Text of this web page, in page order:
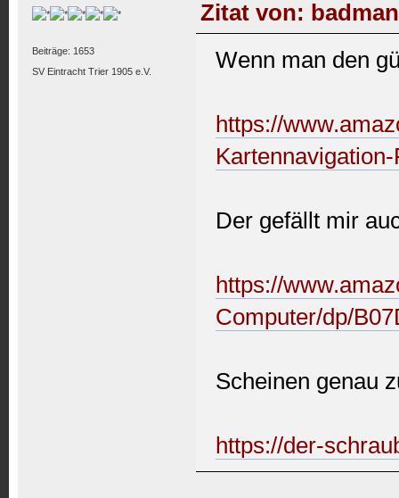
Beiträge: 1653
SV Eintracht Trier 1905 e.V.
Zitat von:
Wenn man den
https://
Der gefällt mir
https://
Computer/dp/
Scheinen genau
https://der-